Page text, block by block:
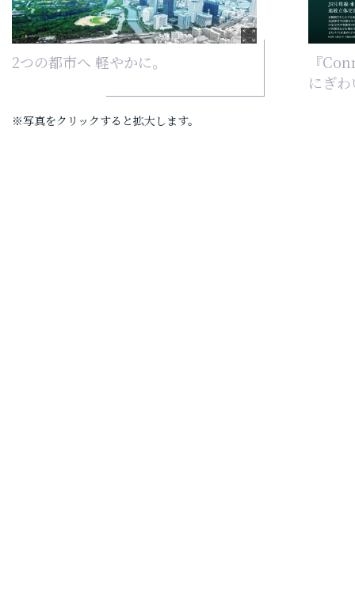
2つの都市へ 軽やかに。
『
にぎ
※写真をクリックすると拡大します。